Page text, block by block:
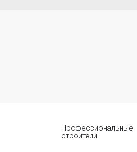
Профессиональные
строители